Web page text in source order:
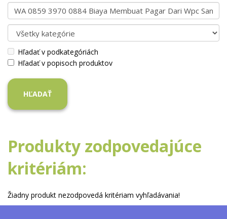
Hľadať v podkategóriách
Hľadať v popisoch produktov
Produkty zodpovedajúce
kritériám:
Žiadny produkt nezodpovedá kritériam vyhľadávania!